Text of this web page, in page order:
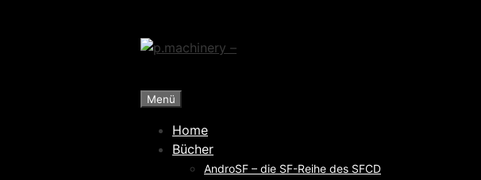
Menü
Home
Bücher
AndroSF – die SF-Reihe des SFCD